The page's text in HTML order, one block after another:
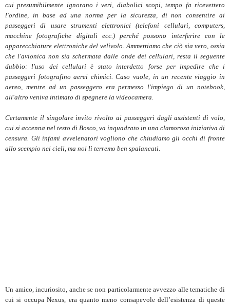
cui presumibilmente ignorano i veri, diabolici scopi, tempo fa ricevettero
l'ordine, in base ad una norma per la sicurezza, di non consentire ai
passeggeri di usare strumenti elettronici (telefoni cellulari, computers,
macchine fotografiche digitali ecc.) perché possono interferire con le
apparecchiature elettroniche del velivolo. Ammettiamo che ciò sia vero, ossia
che l'avionica non sia schermata dalle onde dei cellulari, resta il seguente
dubbio: l'uso dei cellulari è stato interdetto forse per impedire che i
passeggeri fotografino aerei chimici. Caso vuole, in un recente viaggio in
aereo, mentre ad un passeggero era permesso l'impiego di un notebook,
all'altro veniva intimato di spegnere la videocamera.
Certamente il singolare invito rivolto ai passeggeri dagli assistenti di volo,
cui si accenna nel testo di Bosco, va inquadrato in una clamorosa iniziativa di
censura. Gli infami avvelenatori vogliono che chiudiamo gli occhi di fronte
allo scempio nei cieli, ma noi li terremo ben spalancati.
Un amico, incuriosito, anche se non particolarmente avvezzo alle tematiche di
cui si occupa Nexus, era quanto meno consapevole dell’esistenza di queste